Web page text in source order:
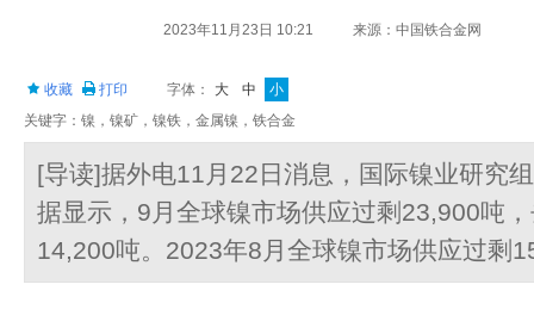
2023年11月23日 10:21 来源：中国铁合金网
收藏 打印 字体： 大 中
小
关键字：镍，镍矿，镍铁，金属镍，铁合金
[导读]据外电11月22日消息，国际镍业研究
据显示，9月全球镍市场供应过剩23,900吨
14,200吨。2023年8月全球镍市场供应过剩